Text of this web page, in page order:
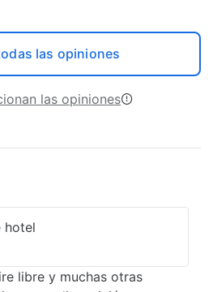
las opiniones
las opiniones
hotel
libre y muchas otras